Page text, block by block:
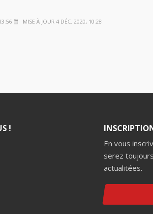
MISE À JOUR 4 DÉC. 2020, 10:28
!
En vous
serez
actualitées.